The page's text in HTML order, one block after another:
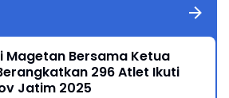
Magetan Bersama Ketua
296 Atlet Ikuti
Jatim 2025